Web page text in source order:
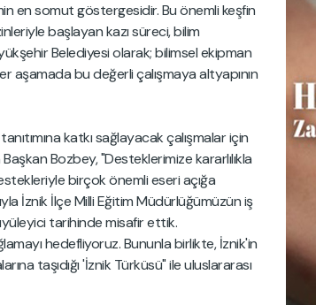
en somut göstergesidir. Bu önemli keşfin
başlayan kazı süreci, bilim
Belediyesi olarak; bilimsel ekipman
bu değerli çalışmaya altyapının
katkı sağlayacak çalışmalar için
Bozbey, "Desteklerimize kararlılıkla
birçok önemli eseri açığa
İznik İlçe Milli Eğitim Müdürlüğümüzün iş
tarihinde misafir ettik.
hedefliyoruz. Bununla birlikte, İznik'in
taşıdığı 'İznik Türküsü" ile uluslararası